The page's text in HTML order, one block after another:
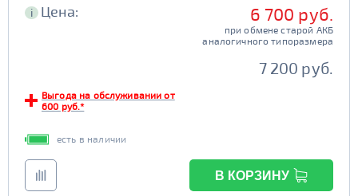
i Цена: 6 700 руб.
при обмене старой АКБ
аналогичного типоразмера
7 200 руб.
Выгода на обслуживании от
600 руб.*
есть в наличии
В КОРЗИНУ